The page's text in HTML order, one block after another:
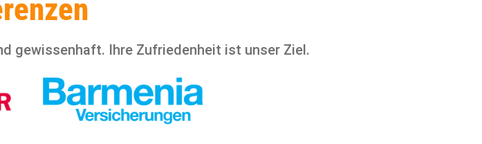
gewissenhaft. Ihre Zufriedenheit ist unser Ziel.